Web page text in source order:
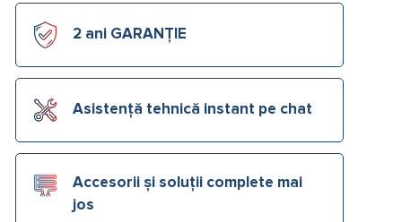
2 ani GARANȚIE
Asistență tehnică instant pe chat
Accesorii și soluții complete mai
jos